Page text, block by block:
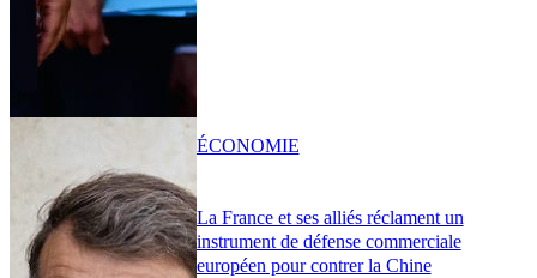
La France et ses alliés réclament un
instrument de défense commerciale
européen pour contrer la Chine
ÉCONOMIE